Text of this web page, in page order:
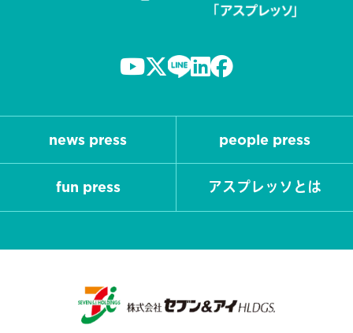
news press people press
fun press アスプレッソとは